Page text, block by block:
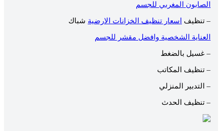
الصابون المغربي للجسم
– تنظيف اسعار تنظيف الخزانات الارضية شباك
العناية الشخصية وافضل مقشر للجسم
– غسيل بالضغط
– تنظيف المكاتب
– التدبير المنزلي
– تنظيف الحدث